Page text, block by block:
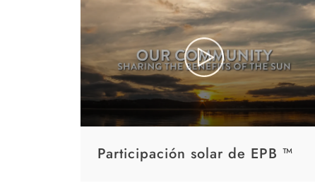
Participación solar de EPB ™